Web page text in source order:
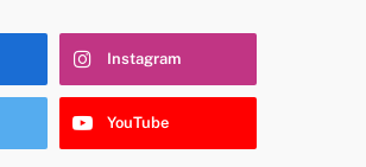
Instagram
YouTube